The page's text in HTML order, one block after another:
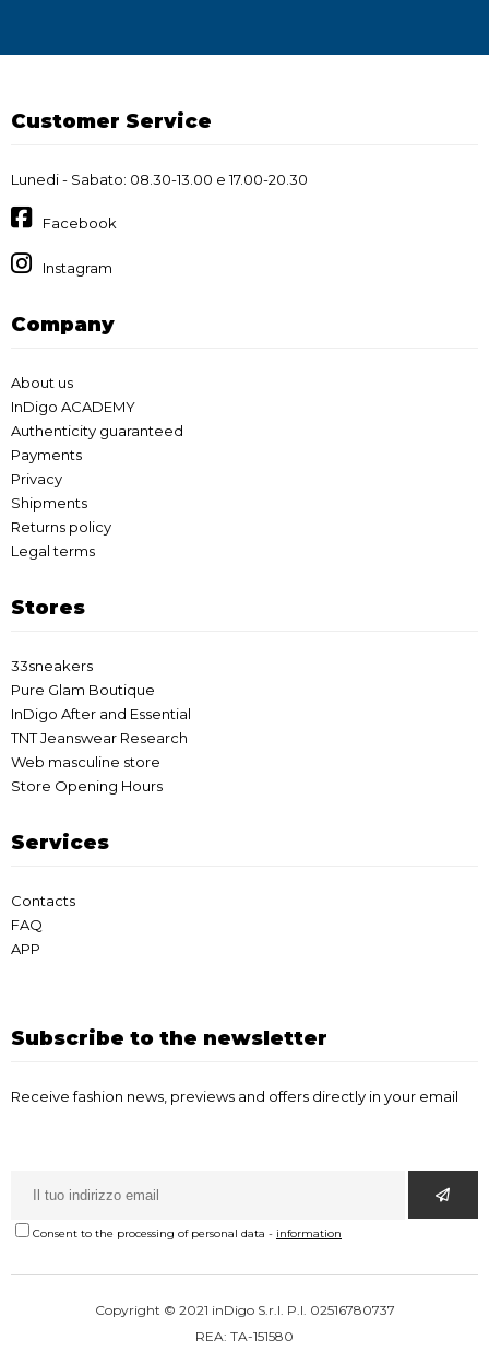
Customer Service
Lunedi - Sabato: 08.30-13.00 e 17.00-20.30
Facebook
Instagram
Company
About us
InDigo ACADEMY
Authenticity guaranteed
Payments
Privacy
Shipments
Returns policy
Legal terms
Stores
33sneakers
Pure Glam Boutique
InDigo After and Essential
TNT Jeanswear Research
Web masculine store
Store Opening Hours
Services
Contacts
FAQ
APP
Subscribe to the newsletter
Receive fashion news, previews and offers directly in your email
Consent to the processing of personal data - information
Copyright © 2021 inDigo S.r.l. P.I. 02516780737
REA: TA-151580